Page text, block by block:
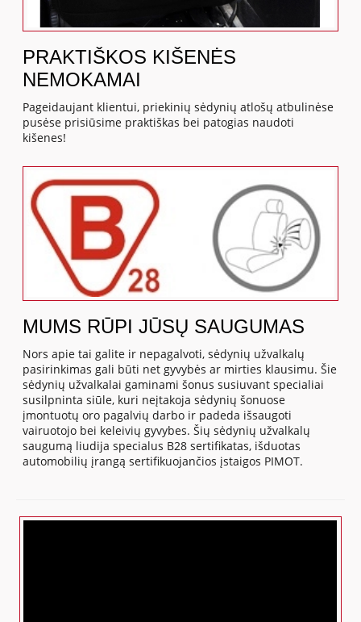
PRAKTIŠKOS KIŠENĖS
NEMOKAMAI
Pageidaujant klientui, priekinių sėdynių atlošų atbulinėse
pusėse prisiūsime praktiškas bei patogias naudoti
kišenes!
MUMS RŪPI JŪSŲ SAUGUMAS
Nors apie tai galite ir nepagalvoti, sėdynių užvalkalų
pasirinkimas gali būti net gyvybės ar mirties klausimu. Šie
sėdynių užvalkalai gaminami šonus susiuvant specialiai
susilpninta siūle, kuri neįtakoja sėdynių šonuose
įmontuotų oro pagalvių darbo ir padeda išsaugoti
vairuotojo bei keleivių gyvybes. Šių sėdynių užvalkalų
saugumą liudija specialus B28 sertifikatas, išduotas
automobilių įrangą sertifikuojančios įstaigos PIMOT.